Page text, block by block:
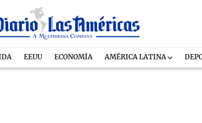
EEUU ECONOMÍA AMÉRICA LATINA